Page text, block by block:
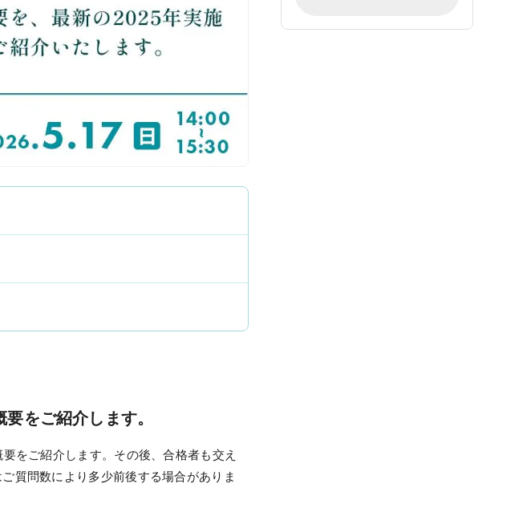
資料請求／
デジタルパンフレット
申込・受講（サポート）期限
海外在住の方
をご紹介します。
をご紹介します。その後、合格者も交え
質問数により多少前後する場合がありま